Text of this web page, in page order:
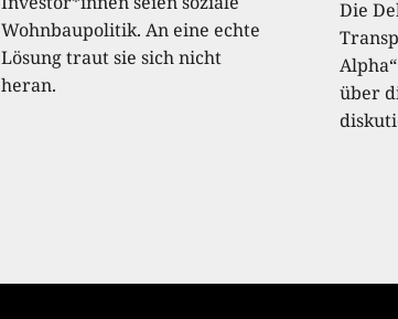
Wohnbaupolitik. An eine echte
Lösung traut sie sich nicht
heran.
Die
über